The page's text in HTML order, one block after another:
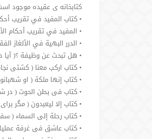
کتابخانه ی عقیده موجود
• کتاب المفيد في تقريب
• المفيد في تقريب أحكام
• الدرر البهية في الألغاز
• هل تبحث عن وظيفة ؟(
• کتاب ارکب معنا ( کشتی
• کتاب إنها ملکة ( او
• کتاب فی بطن الحوت ( در
• کتاب إلا لیعبدون ( مگر
• کتاب رحلة إلی السماء (
• کتاب عاشق فی غرفة عملیات ( عاشقی